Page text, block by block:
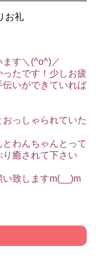
お礼
す＼(^o^)／
たです！少しお疲
いができていれば
っしゃられていた
わんちゃんとって
癒されて下さい
致しますm(__)m